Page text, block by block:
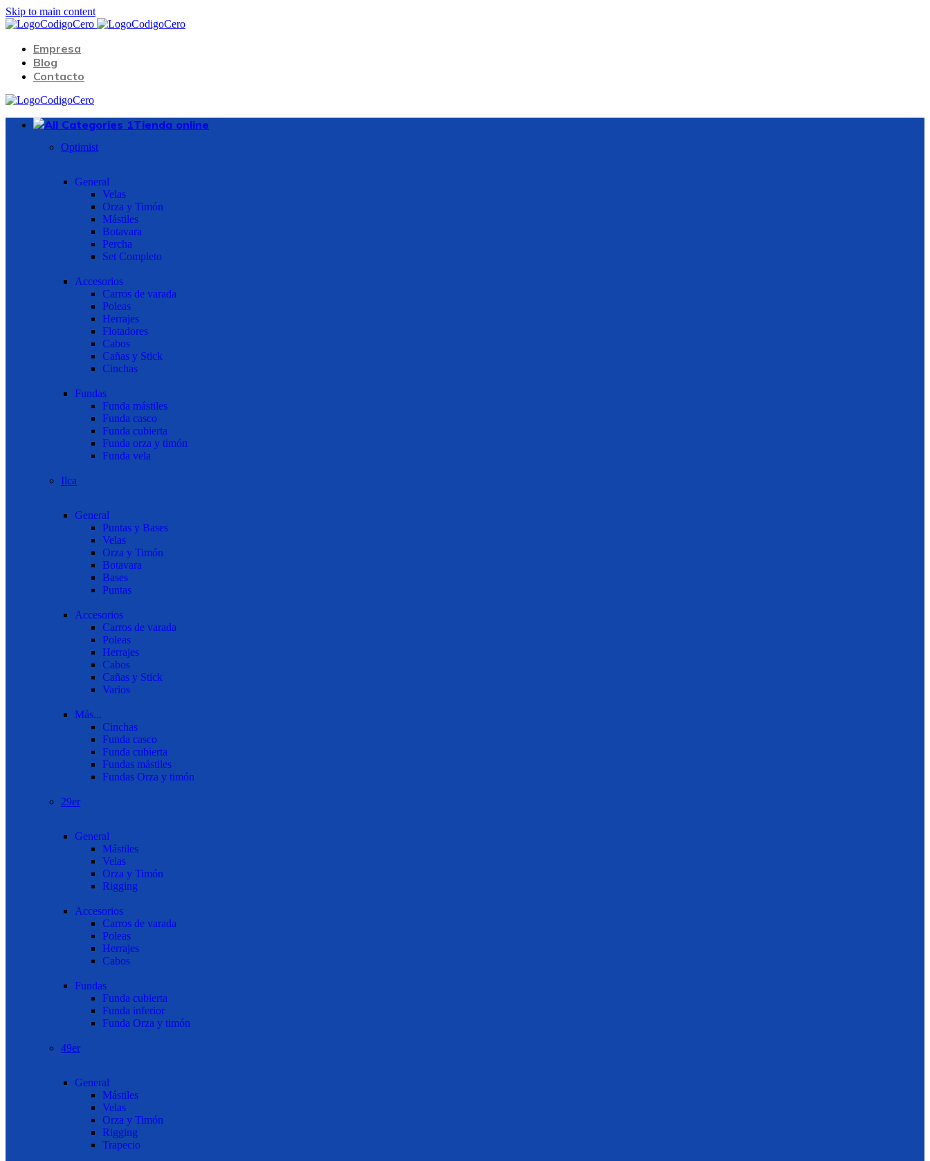
Skip to main content
Empresa
Blog
Contacto
Tienda online
Optimist
General
Velas
Orza y Timón
Mástiles
Botavara
Percha
Set Completo
Accesorios
Carros de varada
Poleas
Herrajes
Flotadores
Cabos
Cañas y Stick
Cinchas
Fundas
Funda mástiles
Funda casco
Funda cubierta
Funda orza y timón
Funda vela
Ilca
General
Puntas y Bases
Velas
Orza y Timón
Botavara
Bases
Puntas
Accesorios
Carros de varada
Poleas
Herrajes
Cabos
Cañas y Stick
Varios
Más...
Cinchas
Funda casco
Funda cubierta
Fundas mástiles
Fundas Orza y timón
29er
General
Mástiles
Velas
Orza y Timón
Rigging
Accesorios
Carros de varada
Poleas
Herrajes
Cabos
Fundas
Funda cubierta
Funda inferior
Funda Orza y timón
49er
General
Mástiles
Velas
Orza y Timón
Rigging
Trapecio